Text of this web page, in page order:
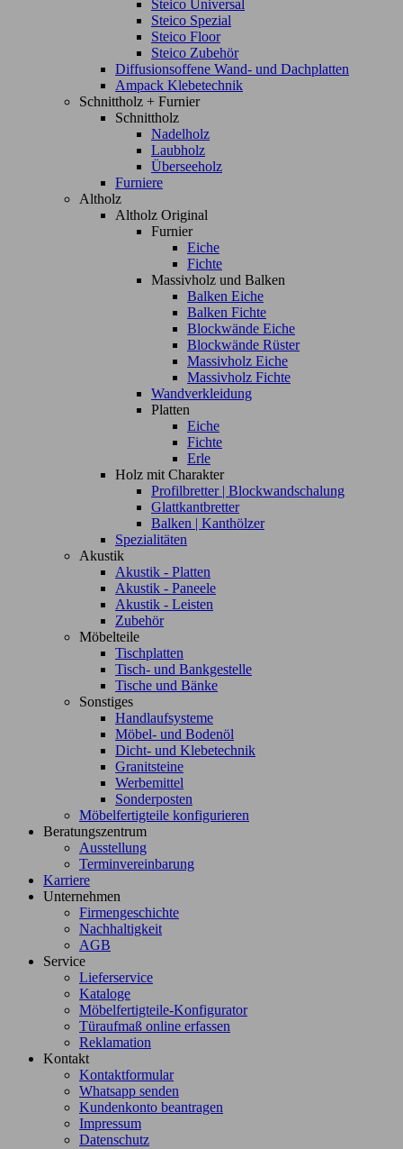
Steico Universal
Steico Spezial
Steico Floor
Steico Zubehör
Diffusionsoffene Wand- und Dachplatten
Ampack Klebetechnik
Schnittholz + Furnier
Schnittholz
Nadelholz
Laubholz
Überseeholz
Furniere
Altholz
Altholz Original
Furnier
Eiche
Fichte
Massivholz und Balken
Balken Eiche
Balken Fichte
Blockwände Eiche
Blockwände Rüster
Massivholz Eiche
Massivholz Fichte
Wandverkleidung
Platten
Eiche
Fichte
Erle
Holz mit Charakter
Profilbretter | Blockwandschalung
Glattkantbretter
Balken | Kanthölzer
Spezialitäten
Akustik
Akustik - Platten
Akustik - Paneele
Akustik - Leisten
Zubehör
Möbelteile
Tischplatten
Tisch- und Bankgestelle
Tische und Bänke
Sonstiges
Handlaufsysteme
Möbel- und Bodenöl
Dicht- und Klebetechnik
Granitsteine
Werbemittel
Sonderposten
Möbelfertigteile konfigurieren
Beratungszentrum
Ausstellung
Terminvereinbarung
Karriere
Unternehmen
Firmengeschichte
Nachhaltigkeit
AGB
Service
Lieferservice
Kataloge
Möbelfertigteile-Konfigurator
Türaufmaß online erfassen
Reklamation
Kontakt
Kontaktformular
Whatsapp senden
Kundenkonto beantragen
Impressum
Datenschutz